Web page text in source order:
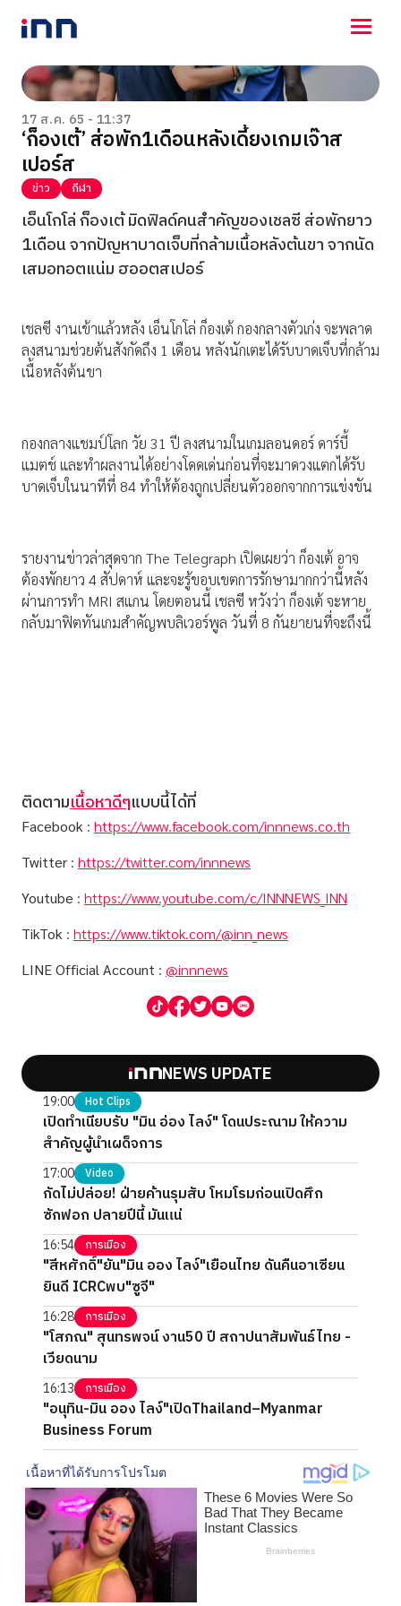
NEWS
ENTERTAINMENT
LIFESTYLE
HOROSCOPE
LOTTERY
VIDEO
ร่วมด้วยช่วยกัน
17 ส.ค. 65 - 11:37
‘ก็องเต้’ ส่อพัก1เดือนหลังเดี้ยงเกมเจ๊าส
เปอร์ส
ข่าว กีฬา
เอ็นโกโล่ ก็องเต้ มิดฟิลด์คนสำคัญของเชลซี ส่อพักยาว
1เดือน จากปัญหาบาดเจ็บที่กล้ามเนื้อหลังต้นขา จากนัด
เสมอทอตแน่ม ฮออตสเปอร์
เชลซี งานเข้าแล้วหลัง เอ็นโกโล่ ก็องเต้ กองกลางตัวเก่ง จะพลาด
ลงสนามช่วยต้นสังกัดถึง 1 เดือน หลังนักเตะได้รับบาดเจ็บที่กล้าม
เนื้อหลังต้นขา
กองกลางแชมป์โลก วัย 31 ปี ลงสนามในเกมลอนดอร์ ดาร์บี้
แมตช์ และทำผลงานได้อย่างโดดเด่นก่อนที่จะมาดวงแตกได้รับ
บาดเจ็บในนาทีที่ 84 ทำให้ต้องถูกเปลี่ยนตัวออกจากการแข่งขัน
รายงานข่าวล่าสุดจาก The Telegraph เปิดเผยว่า ก็องเต้ อาจ
ต้องพักยาว 4 สัปดาห์ และจะรู้ขอบเขตการรักษามากกว่านี้หลัง
ผ่านการทำ MRI สแกน โดยตอนนี้ เชลซี หวังว่า ก็องเต้ จะหาย
กลับมาฟิตทันเกมสำคัญพบลิเวอร์พูล วันที่ 8 กันยายนที่จะถึงนี้
ติดตามเนื้อหาดีๆแบบนี้ได้ที่
Facebook : https://www.facebook.com/innnews.co.th
Twitter : https://twitter.com/innnews
Youtube : https://www.youtube.com/c/INNNEWS_INN
TikTok : https://www.tiktok.com/@inn_news
LINE Official Account : @innnews
NEWS UPDATE
19:00 Hot Clips
เปิดทำเนียบรับ "มิน อ่อง ไลง์" โดนประณาม ให้ความ
สำคัญผู้นำเผด็จการ
17:00 Video
กัดไม่ปล่อย! ฝ่ายค้านรุมสับ โหมโรมก่อนเปิดศึก
ซักฟอก ปลายปีนี้ มันแน่
16:54 การเมือง
"สีหศักดิ์"ยัน"มิน ออง ไลง์"เยือนไทย ดันคืนอาเซียน
ยินดี ICRCพบ"ซูจี"
16:28 การเมือง
"โสภณ" สุนทรพจน์ งาน50 ปี สถาปนาสัมพันธ์ไทย -
เวียดนาม
16:13 การเมือง
"อนุทิน-มิน ออง ไลง์"เปิดThailand–Myanmar
Business Forum